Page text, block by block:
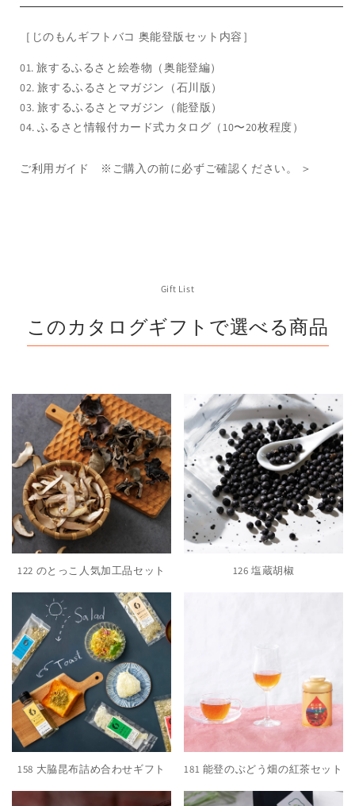
を
減
す
を
増
す
［じのもんギフトバコ 奥能登版セット内容］
01. 旅するふるさと絵巻物（奥能登編）
02. 旅するふるさとマガジン（石川版）
03. 旅するふるさとマガジン（能登版）
04. ふるさと情報付カード式カタログ（10〜20枚程度）
ご利用ガイド ※ご購入の前に必ずご確認ください。 ＞
Gift List
このカタログギフトで選べる商品
122 のとっこ人気加工品セット 126 塩蔵胡椒
158 大脇昆布詰め合わせギフト 181 能登のぶどう畑の紅茶セット